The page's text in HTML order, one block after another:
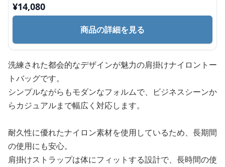
¥14,080
商品の詳細を見る
洗練された都会的なデザインが魅力の肩掛けナイロントー
トバッグです。
シンプルながらもモダンなフォルムで、ビジネスシーンか
らカジュアルまで幅広く対応します。
耐久性に優れたナイロン素材を使用しているため、長期間
の使用にも安心。
肩掛けストラップは体にフィットする設計で、長時間の使